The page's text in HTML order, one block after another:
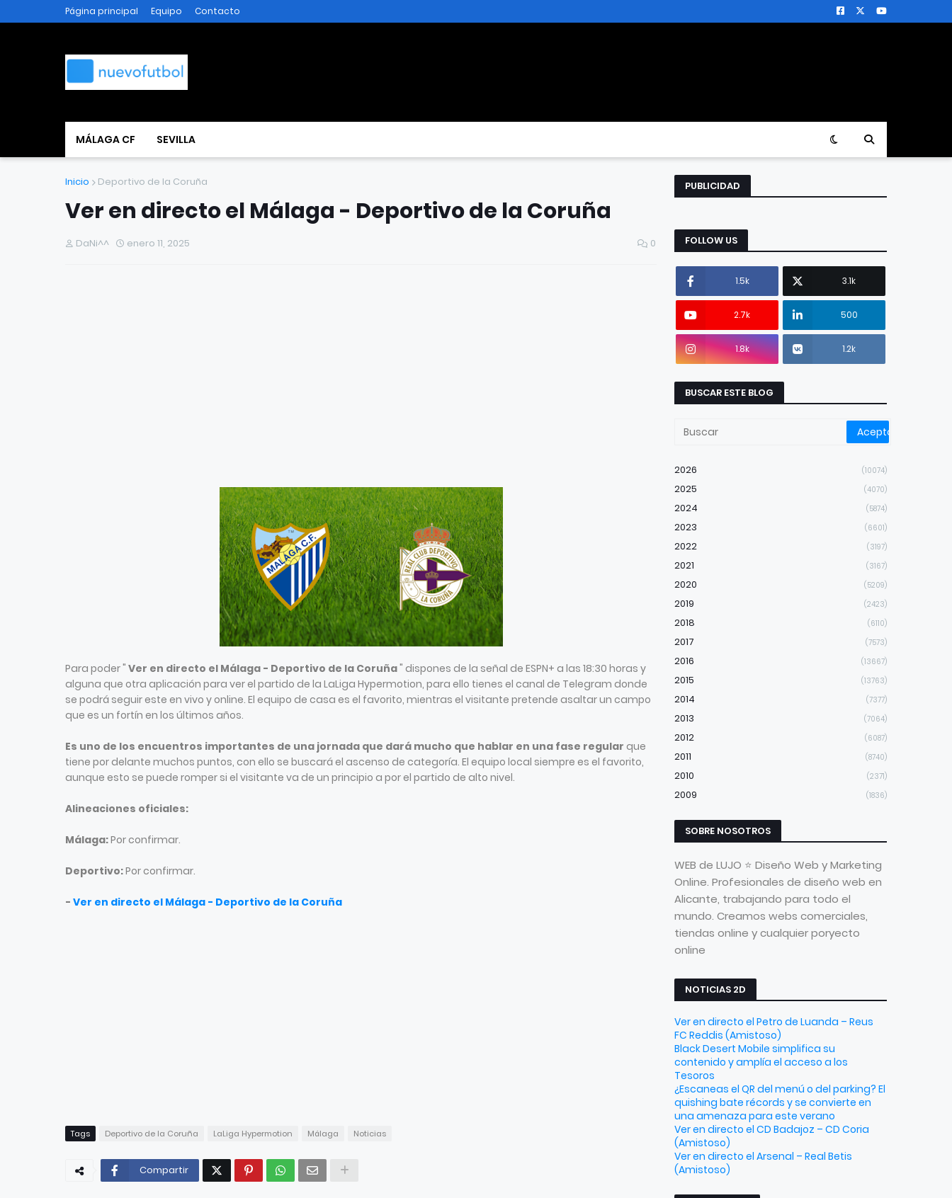
Página principal Equipo Contacto
MÁLAGA CF SEVILLA
Inicio Deportivo de la Coruña
Ver en directo el Málaga - Deportivo de la Coruña
DaNi^^ enero 11, 2025 0
Para poder " Ver en directo el Málaga - Deportivo de la Coruña" dispones de la señal de ESPN+ a las 18:30 horas y
alguna que otra aplicación para ver el partido de la LaLiga Hypermotion, para ello tienes el canal de Telegram donde
se podrá seguir este en vivo y online. El equipo de casa es el favorito, mientras el visitante pretende asaltar un campo
que es un fortín en los últimos años.
Es uno de los encuentros importantes de una jornada que dará mucho que hablar en una fase regular que
tiene por delante muchos puntos, con ello se buscará el ascenso de categoría. El equipo local siempre es el favorito,
aunque esto se puede romper si el visitante va de un principio a por el partido de alto nivel.
Alineaciones oficiales:
Málaga:Por confirmar.
Deportivo:Por confirmar.
- Ver en directo el Málaga - Deportivo de la Coruña
Tags Deportivo de la Coruña LaLiga Hypermotion Málaga Noticias
Compartir
PUBLICIDAD
FOLLOW US
1.5k 3.1k
2.7k 500
1.8k 1.2k
BUSCAR ESTE BLOG
2026 (10074)
2025 (4070)
2024 (5874)
2023 (6601)
2022 (3197)
2021 (3167)
2020 (5209)
2019 (2423)
2018 (6110)
2017 (7573)
2016 (13667)
2015 (13763)
2014 (7377)
2013 (7064)
2012 (6087)
2011 (8740)
2010 (2371)
2009 (1836)
SOBRE NOSOTROS
WEB de LUJO ⭐ Diseño Web y Marketing
Online. Profesionales de diseño web en
Alicante, trabajando para todo el
mundo. Creamos webs comerciales,
tiendas online y cualquier poryecto
online
NOTICIAS 2D
Ver en directo el Petro de Luanda – Reus
FC Reddis (Amistoso)
Black Desert Mobile simplifica su
contenido y amplía el acceso a los
Tesoros
¿Escaneas el QR del menú o del parking? El
quishing bate récords y se convierte en
una amenaza para este verano
Ver en directo el CD Badajoz – CD Coria
(Amistoso)
Ver en directo el Arsenal – Real Betis
(Amistoso)